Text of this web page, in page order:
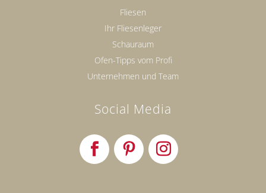
Fliesen
Ihr Fliesenleger
Schauraum
Ofen-Tipps vom Profi
Unternehmen und Team
Social Media